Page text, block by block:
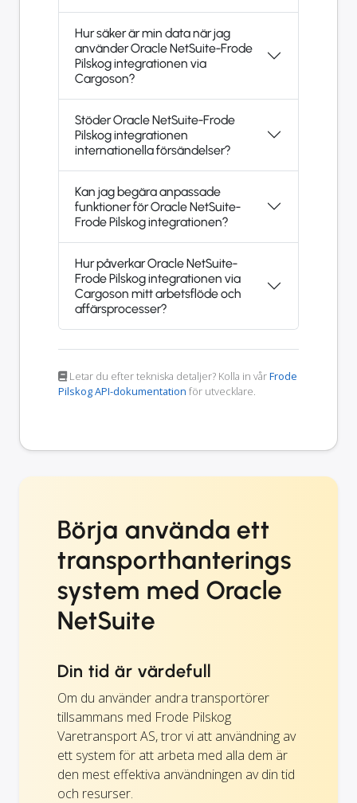
Hur säker är min data när jag
använder Oracle NetSuite-Frode
Pilskog integrationen via
Cargoson?
Stöder Oracle NetSuite-Frode
Pilskog integrationen
internationella försändelser?
Kan jag begära anpassade
funktioner för Oracle NetSuite-
Frode Pilskog integrationen?
Hur påverkar Oracle NetSuite-
Frode Pilskog integrationen via
Cargoson mitt arbetsflöde och
affärsprocesser?
Letar du efter tekniska detaljer? Kolla in vårFrode
Pilskog API-dokumentation för utvecklare.
Börja använda ett
transporthanterings
system med Oracle
NetSuite
Din tid är värdefull
Om du använder andra transportörer
tillsammans med Frode Pilskog
Varetransport AS, tror vi att användning av
ett system för att arbeta med alla dem är
den mest effektiva användningen av din tid
och resurser.